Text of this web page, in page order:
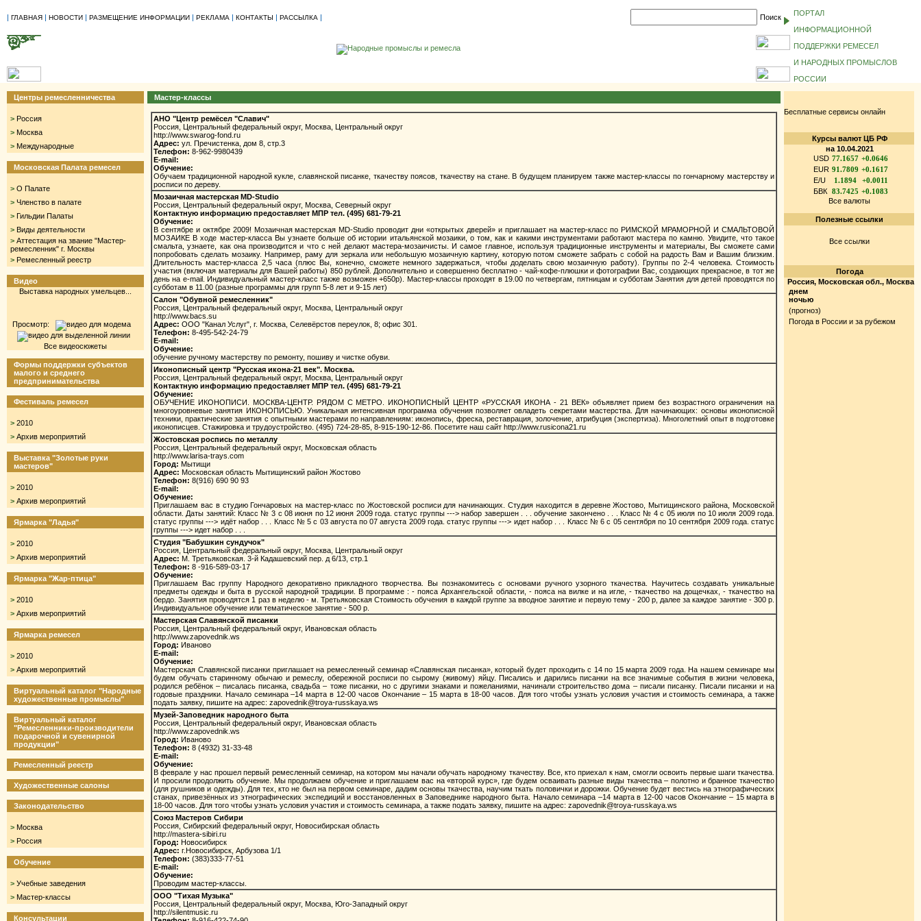
| ГЛАВНАЯ | НОВОСТИ | РАЗМЕЩЕНИЕ ИНФОРМАЦИИ | РЕКЛАМА | КОНТАКТЫ | РАССЫЛКА | Поиск
ПОРТАЛ
ИНФОРМАЦИОННОЙ
ПОДДЕРЖКИ РЕМЕСЕЛ
И НАРОДНЫХ ПРОМЫСЛОВ
РОССИИ
Центры ремесленничества
> Россия
> Москва
> Международные
Московская Палата ремесел
> О Палате
> Членство в палате
> Гильдии Палаты
> Виды деятельности
> Аттестация на звание "Мастер-
ремесленник" г. Москвы
> Ремесленный реестр
Видео
Выставка народных умельцев...
Просмотр:
Все видеосюжеты
Формы поддержки субъектов
малого и среднего
предпринимательства
Фестиваль ремесел
> 2010
> Архив мероприятий
Выставка "Золотые руки
мастеров"
> 2010
> Архив мероприятий
Ярмарка "Ладья"
> 2010
> Архив мероприятий
Ярмарка "Жар-птица"
> 2010
> Архив мероприятий
Ярмарка ремесел
> 2010
> Архив мероприятий
Виртуальный каталог "Народные
художественные промыслы"
Виртуальный каталог
"Ремесленники-производители
подарочной и сувенирной
продукции"
Ремесленный реестр
Художественные салоны
Законодательство
> Москва
> Россия
Обучение
> Учебные заведения
> Мастер-классы
Консультации
Мастер-классы
АНО "Центр ремёсел "Славич"
Россия, Центральный федеральный округ, Москва, Центральный округ
http://www.swarog-fond.ru
Адрес: ул. Пречистенка, дом 8, стр.3
Телефон: 8-962-9980439
E-mail:
Обучение:
Обучаем традиционной народной кукле, славянской писанке, ткачеству поясов, ткачеству на стане. В будущем планируем также мастер-классы по гончарному мастерству и
росписи по дереву.
Мозаичная мастерская MD-Studio
Россия, Центральный федеральный округ, Москва, Северный округ
Контактную информацию предоставляет МПР тел. (495) 681-79-21
Обучение:
В сентябре и октябре 2009! Мозаичная мастерская MD-Studio проводит дни «открытых дверей» и приглашает на мастер-класс по РИМСКОЙ МРАМОРНОЙ И СМАЛЬТОВОЙ
МОЗАИКЕ В ходе мастер-класса Вы узнаете больше об истории итальянской мозаики, о том, как и какими инструментами работают мастера по камню. Увидите, что такое
смальта, узнаете, как она производится и что с ней делают мастера-мозаичисты. И самое главное, используя традиционные инструменты и материалы, Вы сможете сами
попробовать сделать мозаику. Например, раму для зеркала или небольшую мозаичную картину, которую потом сможете забрать с собой на радость Вам и Вашим близким.
Длительность мастер-класса 2,5 часа (плюс Вы, конечно, сможете немного задержаться, чтобы доделать свою мозаичную работу). Группы по 2-4 человека. Стоимость
участия (включая материалы для Вашей работы) 850 рублей. Дополнительно и совершенно бесплатно - чай-кофе-плюшки и фотографии Вас, создающих прекрасное, в тот же
день на e-mail. Индивидуальный мастер-класс также возможен +650р). Мастер-классы проходят в 19.00 по четвергам, пятницам и субботам Занятия для детей проводятся по
субботам в 11.00 (разные программы для групп 5-8 лет и 9-15 лет)
Салон "Обувной ремесленник"
Россия, Центральный федеральный округ, Москва, Центральный округ
http://www.bacs.su
Адрес: ООО "Канал Услуг", г. Москва, Селевёрстов переулок, 8; офис 301.
Телефон: 8-495-542-24-79
E-mail:
Обучение:
обучение ручному мастерству по ремонту, пошиву и чистке обуви.
Иконописный центр "Русская икона-21 век". Москва.
Россия, Центральный федеральный округ, Москва, Центральный округ
Контактную информацию предоставляет МПР тел. (495) 681-79-21
Обучение:
ОБУЧЕНИЕ ИКОНОПИСИ. МОСКВА-ЦЕНТР. РЯДОМ С МЕТРО. ИКОНОПИСНЫЙ ЦЕНТР «РУССКАЯ ИКОНА - 21 ВЕК» объявляет прием без возрастного ограничения на
многоуровневые занятия ИКОНОПИСЬЮ. Уникальная интенсивная программа обучения позволяет овладеть секретами мастерства. Для начинающих: основы иконописной
техники, практические занятия с опытными мастерами по направлениям: иконопись, фреска, реставрация, золочение, атрибуция (экспертиза). Многолетний опыт в подготовке
иконописцев. Стажировка и трудоустройство. (495) 724-28-85, 8-915-190-12-86. Посетите наш сайт http://www.rusicona21.ru
Жостовская роспись по металлу
Россия, Центральный федеральный округ, Московская область
http://www.larisa-trays.com
Город: Мытищи
Адрес: Московская область Мытищинский район Жостово
Телефон: 8(916) 690 90 93
E-mail:
Обучение:
Приглашаем вас в студию Гончаровых на мастер-класс по Жостовской росписи для начинающих. Студия находится в деревне Жостово, Мытищинского района, Московской
области. Даты занятий: Класс № 3 с 08 июня по 12 июня 2009 года. статус группы ---> набор завершен . . . обучение закончено . . . Класс № 4 с 05 июля по 10 июля 2009 года.
статус группы ---> идёт набор . . . Класс № 5 с 03 августа по 07 августа 2009 года. статус группы ---> идет набор . . . Класс № 6 с 05 сентября по 10 сентября 2009 года. статус
группы ---> идет набор . . .
Студия "Бабушкин сундучок"
Россия, Центральный федеральный округ, Москва, Центральный округ
Адрес: М. Третьяковская. 3-й Кадашевский пер. д 6/13, стр.1
Телефон: 8 -916-589-03-17
Обучение:
Приглашаем Вас группу Народного декоративно прикладного творчества. Вы познакомитесь с основами ручного узорного ткачества. Научитесь создавать уникальные
предметы одежды и быта в русской народной традиции. В программе : - пояса Архангельской области, - пояса на вилке и на игле, - ткачество на дощечках, - ткачество на
бердо. Занятия проводятся 1 раз в неделю - м. Третьяковская Стоимость обучения в каждой группе за вводное занятие и первую тему - 200 р, далее за каждое занятие - 300 р.
Индивидуальное обучение или тематическое занятие - 500 р.
Мастерская Славянской писанки
Россия, Центральный федеральный округ, Ивановская область
http://www.zapovednik.ws
Город: Иваново
E-mail:
Обучение:
Мастерская Славянской писанки приглашает на ремесленный семинар «Славянская писанка», который будет проходить с 14 по 15 марта 2009 года. На нашем семинаре мы
будем обучать старинному обычаю и ремеслу, обережной росписи по сырому (живому) яйцу. Писались и дарились писанки на все значимые события в жизни человека,
родился ребёнок – писалась писанка, свадьба – тоже писанки, но с другими знаками и пожеланиями, начинали строительство дома – писали писанку. Писали писанки и на
годовые праздники. Начало семинара –14 марта в 12-00 часов Окончание – 15 марта в 18-00 часов. Для того чтобы узнать условия участия и стоимость семинара, а также
подать заявку, пишите на адрес: zapovednik@troya-russkaya.ws
Музей-Заповедник народного быта
Россия, Центральный федеральный округ, Ивановская область
http://www.zapovednik.ws
Город: Иваново
Телефон: 8 (4932) 31-33-48
E-mail:
Обучение:
В феврале у нас прошел первый ремесленный семинар, на котором мы начали обучать народному ткачеству. Все, кто приехал к нам, смогли освоить первые шаги ткачества.
И просили продолжить обучение. Мы продолжаем обучение и приглашаем вас на «второй курс», где будем осваивать разные виды ткачества – полотно и бранное ткачество
(для рушников и одежды). Для тех, кто не был на первом семинаре, дадим основы ткачества, научим ткать половички и дорожки. Обучение будет вестись на этнографических
станах, привезённых из этнографических экспедиций и восстановленных в Заповеднике народного быта. Начало семинара –14 марта в 12-00 часов Окончание – 15 марта в
18-00 часов. Для того чтобы узнать условия участия и стоимость семинара, а также подать заявку, пишите на адрес: zapovednik@troya-russkaya.ws
Союз Мастеров Сибири
Россия, Сибирский федеральный округ, Новосибирская область
http://mastera-sibiri.ru
Город: Новосибирск
Адрес: г.Новосибирск, Арбузова 1/1
Телефон: (383)333-77-51
E-mail:
Обучение:
Проводим мастер-классы.
ООО "Тихая Музыка"
Россия, Центральный федеральный округ, Москва, Юго-Западный округ
http://silentmusic.ru
Бесплатные сервисы онлайн
Курсы валют ЦБ РФ
на 10.04.2021
USD 77.1657 +0.0646
EUR 91.7809 +0.1617
E/U
1.1894
+0.0011
БВК 83.7425 +0.1083
Все валюты
Полезные ссылки
Все ссылки
Погода
Россия, Московская обл., Москва
днем
ночью
(прогноз)
Погода в России и за рубежом